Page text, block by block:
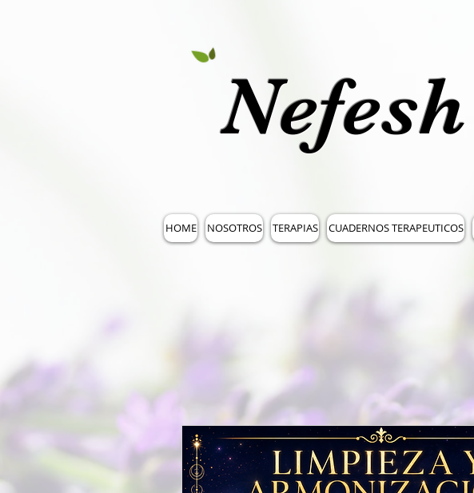
Nefesh
HOME NOSOTROS TERAPIAS CUADERNOS TERAPEUTICOS